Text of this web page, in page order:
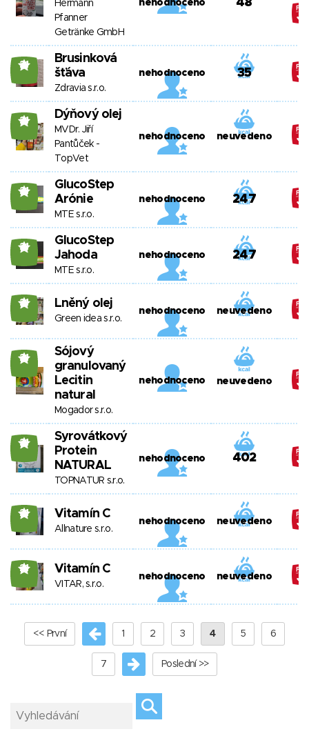
Hermann
Pfanner
Getränke GmbH
nehodnoceno 48
21
Brusinková
šťáva
Zdravia s.r.o.
nehodnoceno 35
21 Dýňový olej
MVDr. Jiří
Pantůček -
TopVet
nehodnoceno neuvedeno
21
GlucoStep
Arónie
MTE s.r.o.
nehodnoceno 247
21
GlucoStep
Jahoda
MTE s.r.o.
nehodnoceno 247
21 Lněný olej
Green idea s.r.o.
nehodnoceno neuvedeno
21
Sójový
granulovaný
Lecitin
natural
Mogador s.r.o.
nehodnoceno neuvedeno
21
Syrovátkový
Protein
NATURAL
TOPNATUR s.r.o.
nehodnoceno 402
21 Vitamín C
Allnature s.r.o.
nehodnoceno neuvedeno
21 Vitamín C
VITAR, s.r.o.
nehodnoceno neuvedeno
<< První 1 2 3 4 5 6
7 Poslední >>